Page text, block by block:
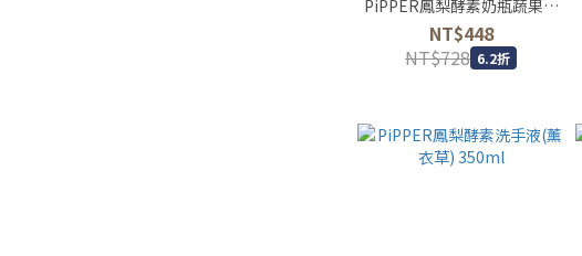
PiPPER鳳梨酵素奶瓶蔬果清
潔劑500ml+補充包400ml
NT$448
NT$728 6.2折